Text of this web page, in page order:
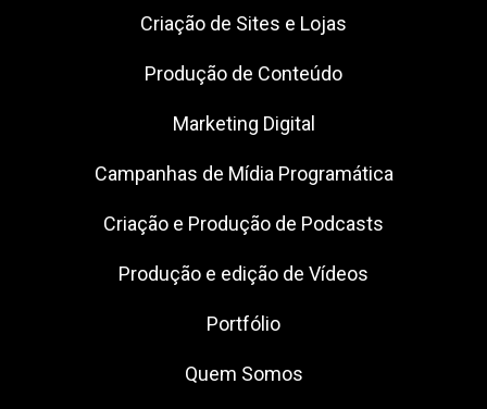
Criação de Sites e Lojas
Produção de Conteúdo
Marketing Digital
Campanhas de Mídia Programática
Criação e Produção de Podcasts
Produção e edição de Vídeos
Portfólio
Quem Somos